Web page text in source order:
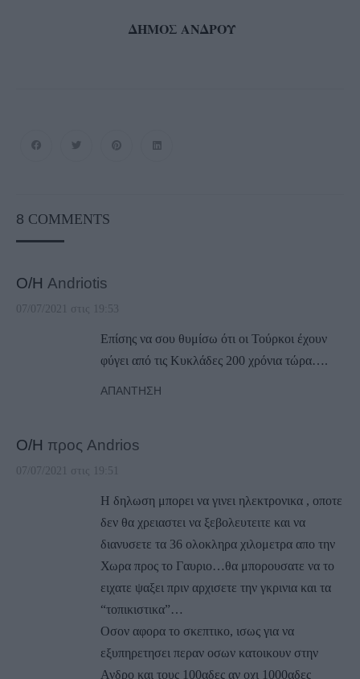
ΔΗΜΟΣ ΑΝΔΡΟΥ
8 COMMENTS
Ο/Η Andriotis
07/07/2021 στις 19:53
Επίσης να σου θυμίσω ότι οι Τούρκοι έχουν
φύγει από τις Κυκλάδες 200 χρόνια τώρα….
ΑΠΆΝΤΗΣΗ
Ο/Η προς Andrios
07/07/2021 στις 19:51
Η δηλωση μπορει να γινει ηλεκτρονικα , οποτε
δεν θα χρειαστει να ξεβολευτειτε και να
διανυσετε τα 36 ολοκληρα χιλομετρα απο την
Χωρα προς το Γαυριο…θα μπορουσατε να το
ειχατε ψαξει πριν αρχισετε την γκρινια και τα
“τοπικιστικα”…
Οσον αφορα το σκεπτικο, ισως για να
εξυπηρετησει περαν οσων κατοικουν στην
Ανδρο και τους 100αδες αν οχι 1000αδες